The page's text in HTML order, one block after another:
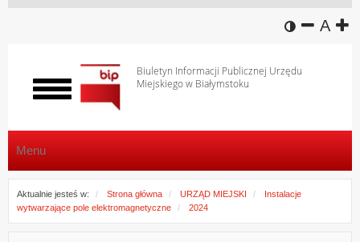
wersja
A
Biuletyn Informacji Publicznej Urzędu
Miejskiego w Białymstoku
Włącz
menu
Menu
Aktualnie jesteś w: Strona główna URZĄD MIEJSKI
Instalacje
wytwarzające pole elektromagnetyczne
2024